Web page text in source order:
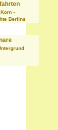
-
Berlins